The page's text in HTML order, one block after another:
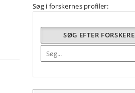
Søg i forskernes profiler:
SØG EFTER FORSKERE
Søg efter forskning